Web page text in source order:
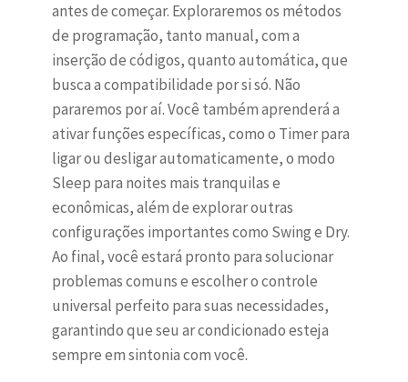
antes de começar. Exploraremos os métodos
de programação, tanto manual, com a
inserção de códigos, quanto automática, que
busca a compatibilidade por si só. Não
pararemos por aí. Você também aprenderá a
ativar funções específicas, como o Timer para
ligar ou desligar automaticamente, o modo
Sleep para noites mais tranquilas e
econômicas, além de explorar outras
configurações importantes como Swing e Dry.
Ao final, você estará pronto para solucionar
problemas comuns e escolher o controle
universal perfeito para suas necessidades,
garantindo que seu ar condicionado esteja
sempre em sintonia com você.